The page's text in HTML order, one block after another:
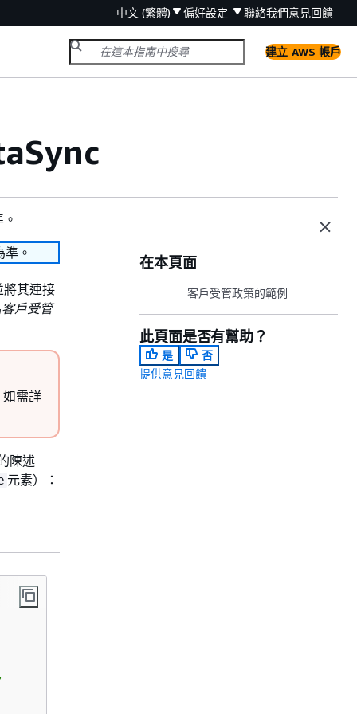
中文 (繁體) 偏好設定 聯絡我們意見回饋
建立 AWS 帳戶
。
將其連接
客戶受管
需詳
陳述
元素）：
在本頁面
客戶受管政策的範例
此頁面是否有幫助？
是
否
提供意見回饋